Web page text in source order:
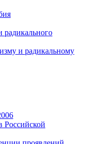
радикального
и радикальному
Российской